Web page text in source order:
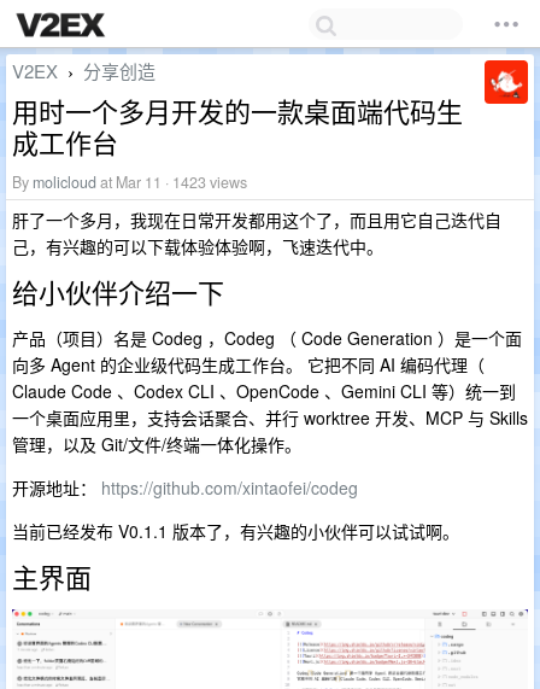
V2EX › 分享创造
用时一个多月开发的一款桌面端代码生
成工作台
By molicloud at Mar 11 · 1423 views
肝了一个多月，我现在日常开发都用这个了，而且用它自己迭代自
己，有兴趣的可以下载体验体验啊，飞速迭代中。
给小伙伴介绍一下
产品（项目）名是 Codeg ，Codeg （ Code Generation ）是一个面
向多 Agent 的企业级代码生成工作台。 它把不同 AI 编码代理（
Claude Code 、Codex CLI 、OpenCode 、Gemini CLI 等）统一到
一个桌面应用里，支持会话聚合、并行 worktree 开发、MCP 与 Skills
管理，以及 Git/文件/终端一体化操作。
开源地址： https://github.com/xintaofei/codeg
当前已经发布 V0.1.1 版本了，有兴趣的小伙伴可以试试啊。
主界面